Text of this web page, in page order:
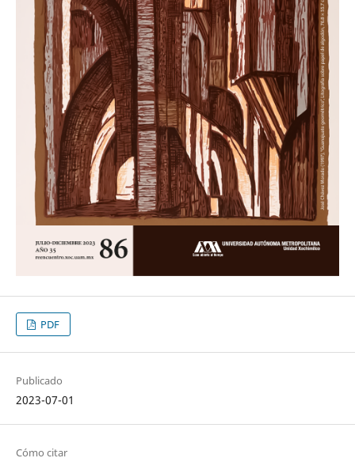
PDF
Publicado
2023-07-01
Cómo citar